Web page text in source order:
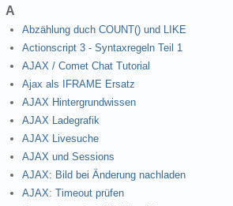
A
Abzählung duch COUNT() und LIKE
Actionscript 3 - Syntaxregeln Teil 1
AJAX / Comet Chat Tutorial
Ajax als IFRAME Ersatz
AJAX Hintergrundwissen
AJAX Ladegrafik
AJAX Livesuche
AJAX und Sessions
AJAX: Bild bei Änderung nachladen
AJAX: Timeout prüfen